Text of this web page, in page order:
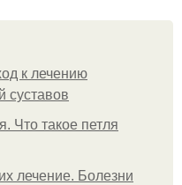
к лечению
суставов
Что такое петля
лечение. Болезни